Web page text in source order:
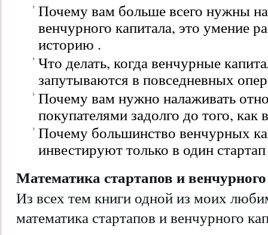
Почему вам больше всего нужны
венчурного капитала, это умение
историю .
Что делать, когда венчурные
запутываются в повседневных
Почему вам нужно налаживать
покупателями задолго до того, как
Почему большинство венчурных
инвестируют только в один
Математика стартапов и
Из всех тем книги одной из моих
математика стартапов и венчурного